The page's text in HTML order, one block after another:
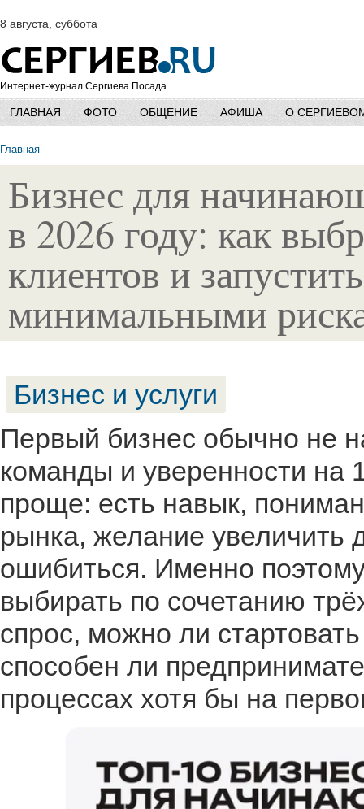
8 августа, суббота
Интернет-журнал Сергиева Посада
ГЛАВНАЯ ФОТО ОБЩЕНИЕ АФИША О
Главная
Бизнес для
в 2026 году: как
клиентов и
минимальными
Бизнес и услуги
Первый бизнес обычно не
команды и уверенности на
проще: есть навык,
рынка, желание увеличить
ошибиться. Именно
выбирать по сочетанию
спрос, можно ли
способен ли
процессах хотя бы на